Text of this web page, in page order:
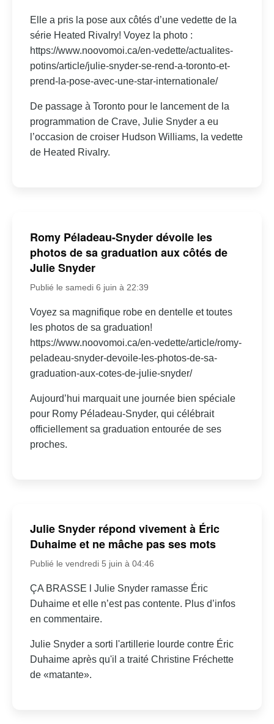
Elle a pris la pose aux côtés d’une vedette de la
série Heated Rivalry! Voyez la photo :
https://www.noovomoi.ca/en-vedette/actualites-
potins/article/julie-snyder-se-rend-a-toronto-et-
prend-la-pose-avec-une-star-internationale/
De passage à Toronto pour le lancement de la
programmation de Crave, Julie Snyder a eu
l’occasion de croiser Hudson Williams, la vedette
de Heated Rivalry.
Romy Péladeau-Snyder dévoile les
photos de sa graduation aux côtés de
Julie Snyder
Publié le samedi 6 juin à 22:39
Voyez sa magnifique robe en dentelle et toutes
les photos de sa graduation!
https://www.noovomoi.ca/en-vedette/article/romy-
peladeau-snyder-devoile-les-photos-de-sa-
graduation-aux-cotes-de-julie-snyder/
Aujourd’hui marquait une journée bien spéciale
pour Romy Péladeau-Snyder, qui célébrait
officiellement sa graduation entourée de ses
proches.
Julie Snyder répond vivement à Éric
Duhaime et ne mâche pas ses mots
Publié le vendredi 5 juin à 04:46
ÇA BRASSE l Julie Snyder ramasse Éric
Duhaime et elle n’est pas contente. Plus d’infos
en commentaire.
Julie Snyder a sorti l'artillerie lourde contre Éric
Duhaime après qu'il a traité Christine Fréchette
de «matante».